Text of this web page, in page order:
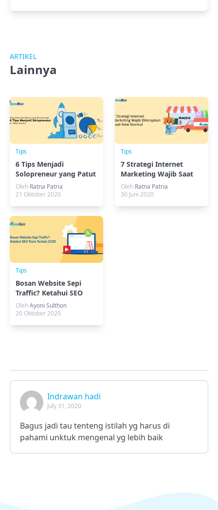
ARTIKEL
Lainnya
Tips
6 Tips Menjadi
Solopreneur yang Patut
Dicoba
Oleh Ratna Patria
21 Oktober 2020
Tips
7 Strategi Internet
Marketing Wajib Saat
New Normal
Oleh Ratna Patria
30 Juni 2020
Tips
Bosan Website Sepi
Traffic? Ketahui SEO
Tools Terbaik Ini
OlehAyoni Sulthon
20 Oktober 2020
Indrawan hadi
July 31, 2020
Bagus jadi tau tenteng istilah yg harus di
pahami unktuk mengenal yg lebih baik